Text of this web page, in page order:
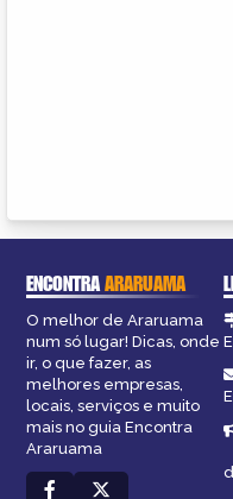
ENCONTRAARARUAMA
O melhor de Araruama
num só lugar! Dicas, onde
ir, o que fazer, as
melhores empresas,
locais, serviços e muito
mais no guia Encontra
Araruama